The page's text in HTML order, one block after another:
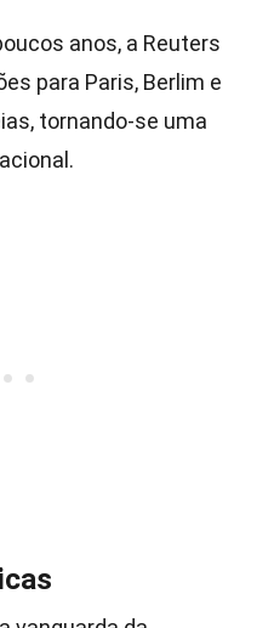
anos, a Reuters
para Paris, Berlim e
tornando-se uma